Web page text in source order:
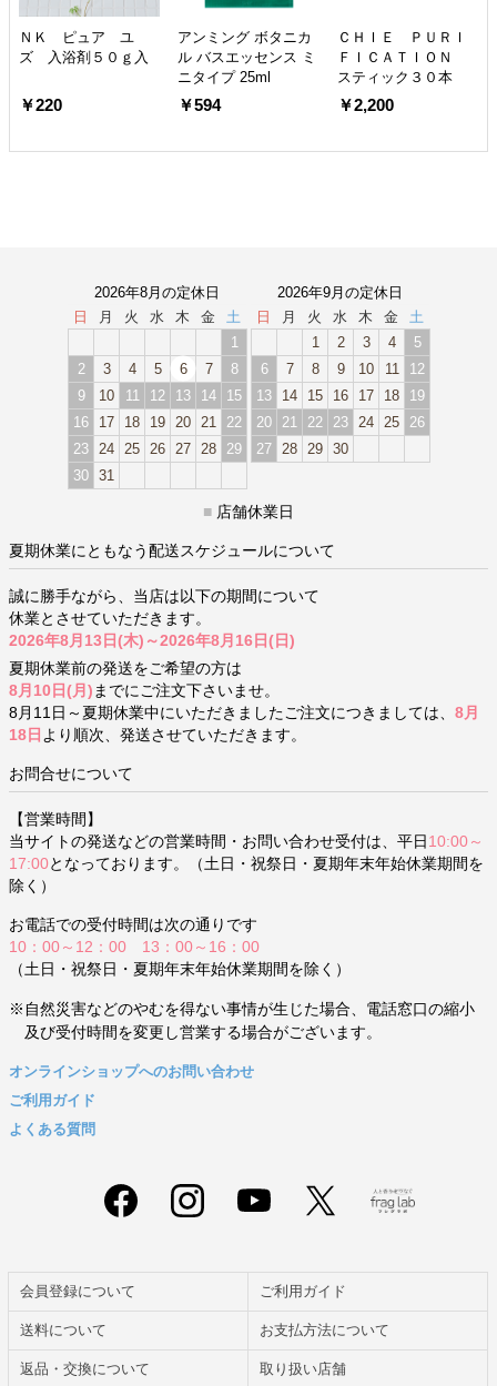
ＮＫ ピュア ユ
ズ 入浴剤５０ｇ入
￥220
アンミング ボタニカ
ル バスエッセンス ミ
ニタイプ 25ml
￥594
ＣＨＩＥ ＰＵＲＩ
ＦＩＣＡＴＩＯＮ
スティック３０本
￥2,200
2026年8月の定休日
日
月 火 水 木 金
土
1
2
3 4 5 6 7
8
9
10 11 12 13 14
15
16
17 18 19 20 21
22
23
24 25 26 27 28
29
30 31
2026年9月の定休日
日
月 火 水 木 金
土
1
2 3 4
5
6
7 8 9 10 11
12
13
14 15 16 17 18
19
20
21 22 23 24 25
26
27
28 29 30
■ 店舗休業日
夏期休業にともなう配送スケジュールについて
誠に勝手ながら、当店は以下の期間について
休業とさせていただきます。
2026年8月13日(木)～2026年8月16日(日)
夏期休業前の発送をご希望の方は
8月10日(月) までにご注文下さいませ。
8月11日～夏期休業中にいただきましたご注文につきましては、 8月
18日 より順次、発送させていただきます。
お問合せについて
【営業時間】
当サイトの発送などの営業時間・お問い合わせ受付は、平日 10:00～
17:00となっております。（土日・祝祭日・夏期年末年始休業期間を
除く）
お電話での受付時間は次の通りです
10：00～12：00 13：00～16：00
（土日・祝祭日・夏期年末年始休業期間を除く）
※自然災害などのやむを得ない事情が生じた場合、電話窓口の縮小
及び受付時間を変更し営業する場合がございます。
オンラインショップへのお問い合わせ
ご利用ガイド
よくある質問
会員登録について ご利用ガイド
送料について お支払方法について
返品・交換について 取り扱い店舗